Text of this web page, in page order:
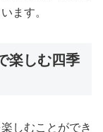
ます。
楽しむ四季
しむことができ